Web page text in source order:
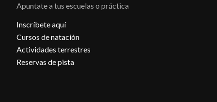
Apuntate a tus escuelas o práctica
Inscríbete aquí
Cursos de natación
Actividades terrestres
Reservas de pista